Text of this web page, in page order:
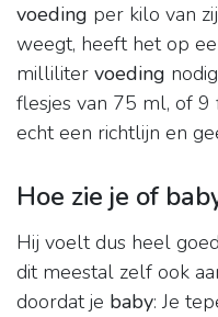
voeding per kilo van
weegt, heeft het op
milliliter voeding
flesjes van 75 ml, of
echt een richtlijn en
Hoe zie je of
Hij voelt dus heel
dit meestal zelf ook
doordat je baby: Je